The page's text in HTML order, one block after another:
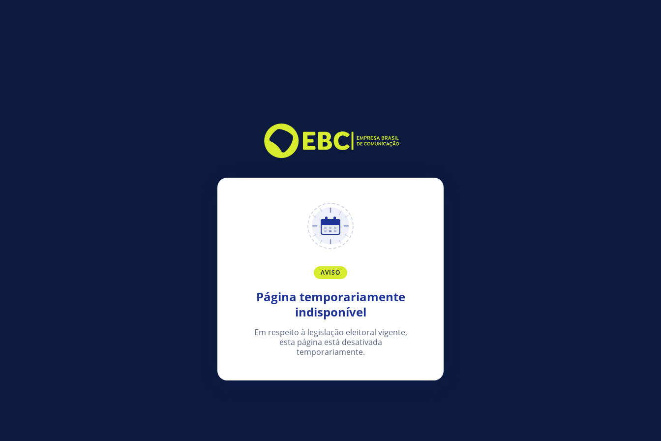
AVISO
Página temporariamente
indisponível
Em respeito à legislação eleitoral vigente,
esta página está desativada
temporariamente.